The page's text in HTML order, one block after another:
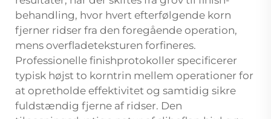
behandling, hvor hvert efterfølgende korn
fjerner ridser fra den foregående operation,
mens overfladeteksturen forfineres.
Professionelle finishprotokoller specificerer
typisk højst to korntrin mellem operationer for
at opretholde effektivitet og samtidig sikre
fuldstændig fjerne af ridser. Den